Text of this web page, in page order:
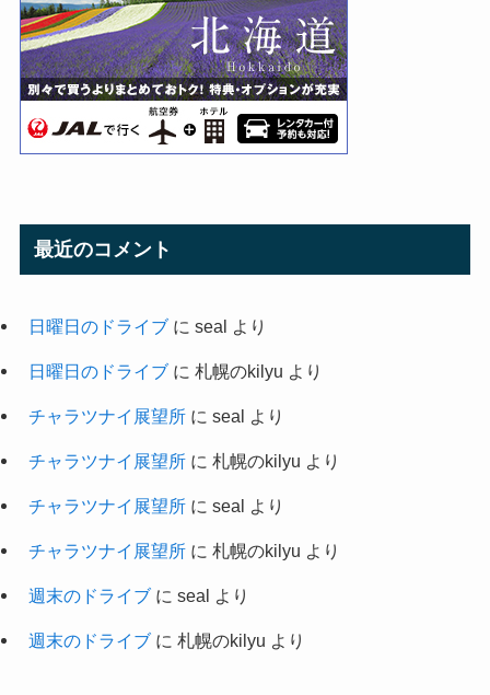
最近のコメント
日曜日のドライブに seal より
日曜日のドライブに 札幌のkilyu より
チャラツナイ展望所に seal より
チャラツナイ展望所に 札幌のkilyu より
チャラツナイ展望所に seal より
チャラツナイ展望所に 札幌のkilyu より
週末のドライブに seal より
週末のドライブに 札幌のkilyu より